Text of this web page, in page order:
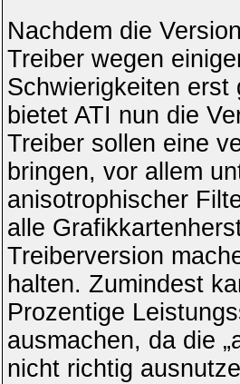
Nachdem die
Treiber wegen
Schwierigkeiten
bietet ATI nun die
Treiber sollen eine
bringen, vor allem
anisotrophischer
alle
Treiberversion
halten. Zumindest
Prozentige
ausmachen, da die
nicht richtig